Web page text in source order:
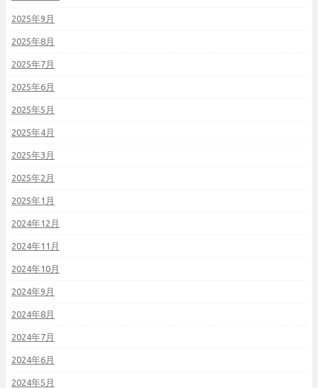
2025年9月
2025年8月
2025年7月
2025年6月
2025年5月
2025年4月
2025年3月
2025年2月
2025年1月
2024年12月
2024年11月
2024年10月
2024年9月
2024年8月
2024年7月
2024年6月
2024年5月